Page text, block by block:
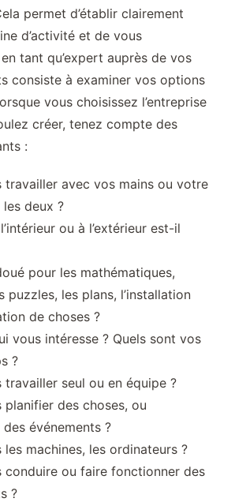
permet d’établir clairement
d’activité et de vous
tant qu’expert auprès de vos
consiste à examiner vos options
vous choisissez l’entreprise
créer, tenez compte des
:
travailler avec vos mains ou votre
deux ?
ou à l’extérieur est-il
pour les mathématiques,
puzzles, les plans, l’installation
de choses ?
vous intéresse ? Quels sont vos
?
travailler seul ou en équipe ?
planifier des choses, ou
événements ?
machines, les ordinateurs ?
conduire ou faire fonctionner des
?